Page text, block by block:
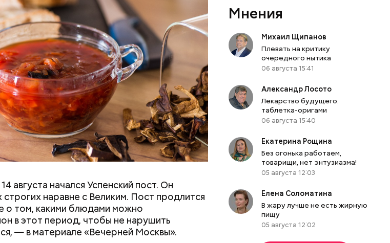
августа начался Успенский пост. Он
наравне с Великим. Пост продлится
о том, какими блюдами можно
в этот период, чтобы не нарушить
— в материале «Вечерней Москвы».
следующей недели Черное море
воздуха будет там выше нормы уже к
— плюс 24-28 градусов, передаетТАСС
Мнения
Михаил Щипанов
Плевать на критику
очередного нытика
06 августа 15:41
Александр Лосото
Лекарство будущего:
таблетка-оригами
06 августа 15:40
Екатерина Рощина
Без огонька работаем,
товарищи, нет энтузиазма!
05 августа 12:03
Елена Соломатина
В жару лучше не есть жирную
пищу
05 августа 12:02